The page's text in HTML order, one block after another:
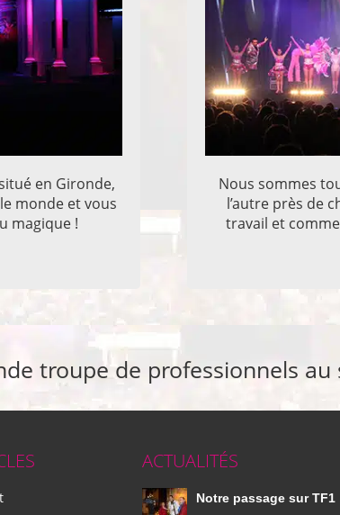
en Gironde,
monde et vous
magique !
Nous sommes
l’autre près de
travail et
troupe de professionnels
ACTUALITÉS
Notre passage sur TF1